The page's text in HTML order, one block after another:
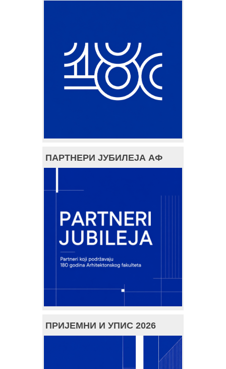
ПАРТНЕРИ ЈУБИЛЕЈА АФ
ПРИЈЕМНИ И УПИС 2026